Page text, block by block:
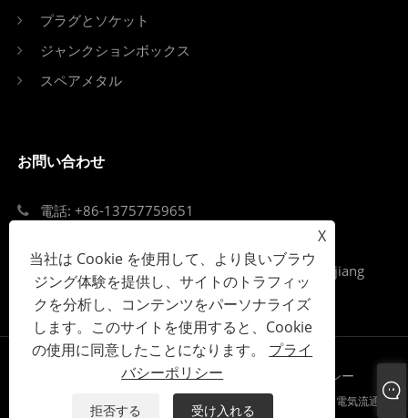
プラグとソケット
ジャンクションボックス
スペアメタル
お問い合わせ
電話: +86-13757759651
Add: ルーキアオストリート、オウハイ地区、Zejiang
省、Wenzhou市
Sitemap RSS XML プライバシーポリシー
Copyright©2023 Zhejiang Singi Electrical LLC-回路ブレーカー、電気流通シ
X
当社は Cookie を使用して、より良いブラウ
ジング体験を提供し、サイトのトラフィッ
クを分析し、コンテンツをパーソナライズ
します。このサイトを使用すると、Cookie
の使用に同意したことになります。 プライ
バシーポリシー
拒否する 受け入れる